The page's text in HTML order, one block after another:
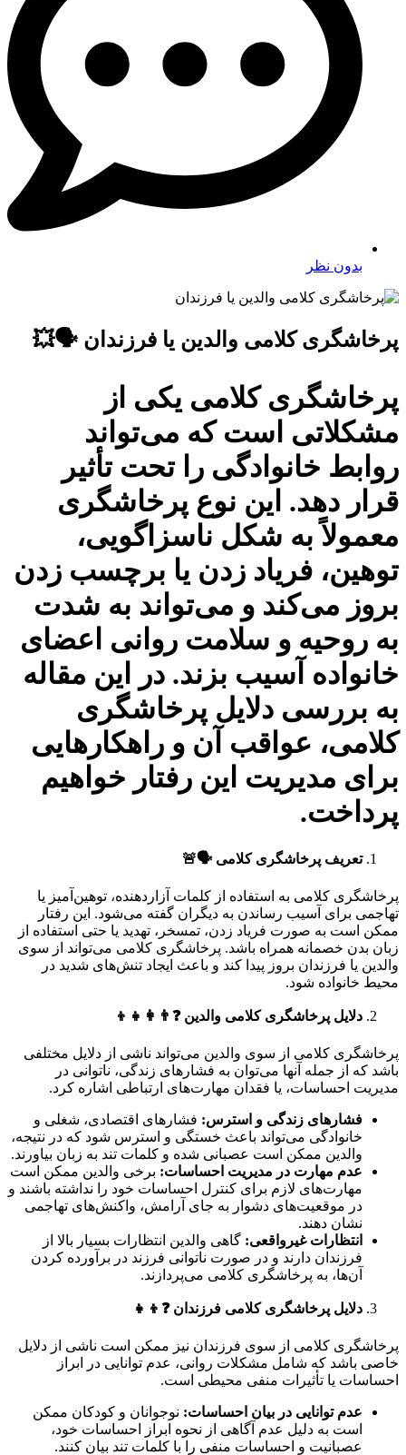
بدون نظر
پرخاشگری کلامی والدین یا فرزندان 🗣️💥
پرخاشگری کلامی یکی از
مشکلاتی است که می‌تواند
روابط خانوادگی را تحت تأثیر
قرار دهد. این نوع پرخاشگری
معمولاً به شکل ناسزاگویی،
توهین، فریاد زدن یا برچسب زدن
بروز می‌کند و می‌تواند به شدت
به روحیه و سلامت روانی اعضای
خانواده آسیب بزند. در این مقاله
به بررسی دلایل پرخاشگری
کلامی، عواقب آن و راهکارهایی
برای مدیریت این رفتار خواهیم
پرداخت.
تعریف پرخاشگری کلامی 🗣️🚨
پرخاشگری کلامی به استفاده از کلمات آزاردهنده، توهین‌آمیز یا
تهاجمی برای آسیب رساندن به دیگران گفته می‌شود. این رفتار
ممکن است به صورت فریاد زدن، تمسخر، تهدید یا حتی استفاده از
زبان بدن خصمانه همراه باشد. پرخاشگری کلامی می‌تواند از سوی
والدین یا فرزندان بروز پیدا کند و باعث ایجاد تنش‌های شدید در
محیط خانواده شود.
دلایل پرخاشگری کلامی والدین ❓👨‍👩‍👧‍👦
پرخاشگری کلامی از سوی والدین می‌تواند ناشی از دلایل مختلفی
باشد که از جمله آنها می‌توان به فشارهای زندگی، ناتوانی در
مدیریت احساسات، یا فقدان مهارت‌های ارتباطی اشاره کرد.
فشارهای زندگی و استرس: فشارهای اقتصادی، شغلی و
خانوادگی می‌تواند باعث خستگی و استرس شود که در نتیجه،
والدین ممکن است عصبانی شده و کلمات تند به زبان بیاورند.
عدم مهارت در مدیریت احساسات: برخی والدین ممکن است
مهارت‌های لازم برای کنترل احساسات خود را نداشته باشند و
در موقعیت‌های دشوار به جای آرامش، واکنش‌های تهاجمی
نشان دهند.
انتظارات غیرواقعی: گاهی والدین انتظارات بسیار بالا از
فرزندان دارند و در صورت ناتوانی فرزند در برآورده کردن
آن‌ها، به پرخاشگری کلامی می‌پردازند.
دلایل پرخاشگری کلامی فرزندان ❓👦👧
پرخاشگری کلامی از سوی فرزندان نیز ممکن است ناشی از دلایل
خاصی باشد که شامل مشکلات روانی، عدم توانایی در ابراز
احساسات یا تأثیرات منفی محیطی است.
عدم توانایی در بیان احساسات: نوجوانان و کودکان ممکن
است به دلیل عدم آگاهی از نحوه ابراز احساسات خود،
عصبانیت و احساسات منفی را با کلمات تند بیان کنند.